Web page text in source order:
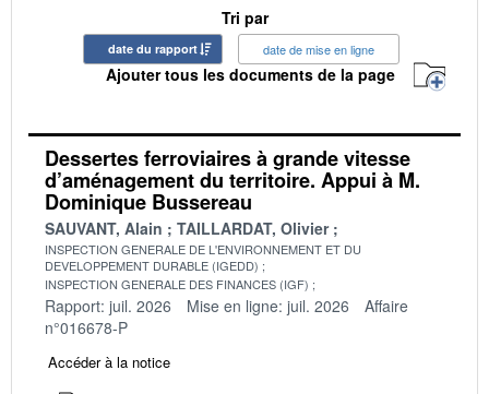
Tri par
date du rapport date de mise en ligne
Ajouter tous les documents de la page
Dessertes ferroviaires à grande vitesse
d’aménagement du territoire. Appui à M.
Dominique Bussereau
SAUVANT, Alain TAILLARDAT, Olivier
INSPECTION GENERALE DE L'ENVIRONNEMENT ET DU
DEVELOPPEMENT DURABLE (IGEDD)
INSPECTION GENERALE DES FINANCES (IGF)
Rapport: juil. 2026 Mise en ligne: juil. 2026
Affaire
n°016678-P
Accéder à la notice